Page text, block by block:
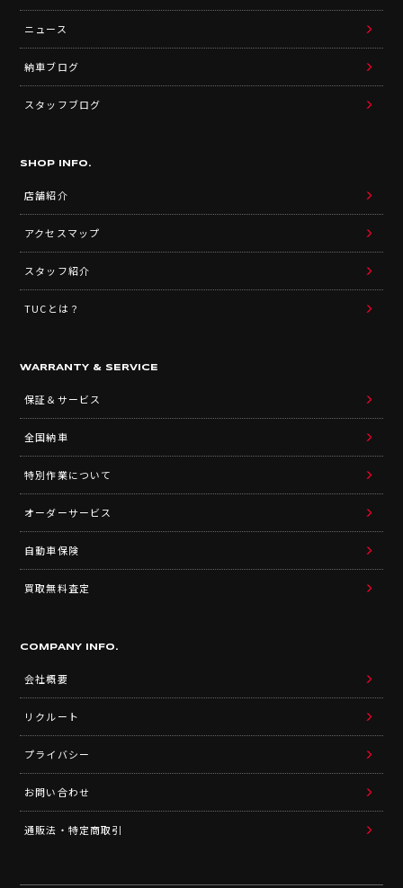
ニュース
納車ブログ
スタッフブログ
SHOP INFO.
店舗紹介
アクセスマップ
スタッフ紹介
TUCとは？
WARRANTY & SERVICE
保証＆サービス
全国納車
特別作業について
オーダーサービス
自動車保険
買取無料査定
COMPANY INFO.
会社概要
リクルート
プライバシー
お問い合わせ
通販法・特定商取引